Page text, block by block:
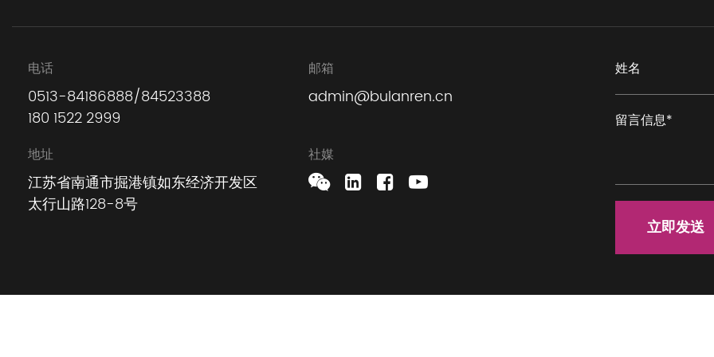
电话
0513-84186888/84523388
180 1522 2999
邮箱
admin@bulanren.cn
地址
江苏省南通市掘港镇如东经济开发区
太行山路128-8号
社媒
立即发